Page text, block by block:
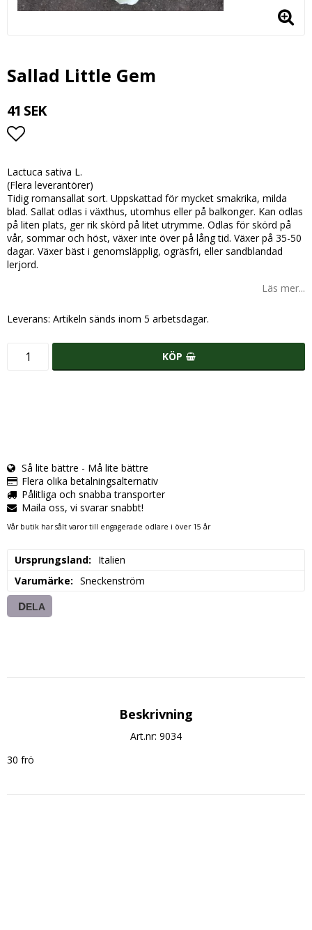
Sallad Little Gem
41 SEK
Lactuca sativa L.
(Flera leverantörer)
Tidig romansallat sort. Uppskattad för mycket smakrika, milda
blad. Sallat odlas i växthus, utomhus eller på balkonger. Kan odlas
på liten plats, ger rik skörd på litet utrymme. Odlas för skörd på
vår, sommar och höst, växer inte över på lång tid. Växer på 35-50
dagar. Växer bäst i genomsläpplig, ogräsfri, eller sandblandad
lerjord.
Läs mer...
Leverans: Artikeln sänds inom 5 arbetsdagar.
KÖP
Så lite bättre - Må lite bättre
Flera olika betalningsalternativ
Pålitliga och snabba transporter
Maila oss, vi svarar snabbt!
Vår butik har sålt varor till engagerade odlare i över 15 år
Ursprungsland
Italien
Varumärke
Sneckenström
DELA
Beskrivning
Art.nr: 9034
30 frö